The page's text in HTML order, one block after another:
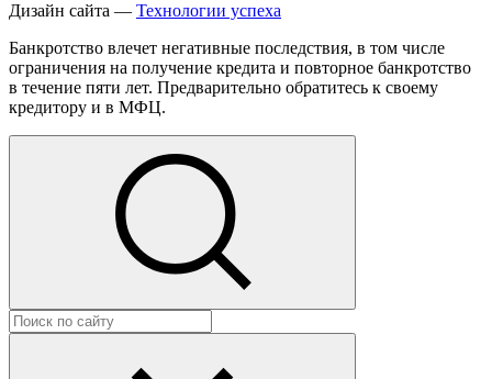
Дизайн сайта — Технологии успеха
Банкротство влечет негативные последствия, в том числе
ограничения на получение кредита и повторное банкротство
в течение пяти лет. Предварительно обратитесь к своему
кредитору и в МФЦ.